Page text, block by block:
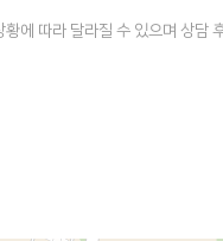
에 따라 달라질 수 있으며 상담